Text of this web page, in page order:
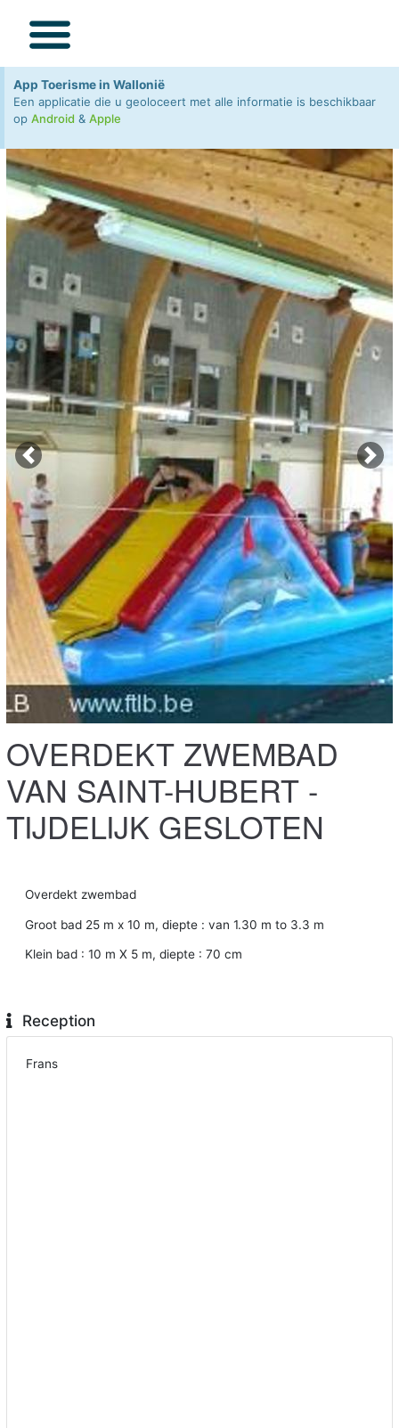
App Toerisme in Wallonië
Een applicatie die u geoloceert met alle informatie is beschikbaar
op Android & Apple
×
Previous Next
OVERDEKT ZWEMBAD
VAN SAINT-HUBERT -
TIJDELIJK GESLOTEN
Overdekt zwembad
Groot bad 25 m x 10 m, diepte : van 1.30 m to 3.3 m
Klein bad : 10 m X 5 m, diepte : 70 cm
Reception
Frans